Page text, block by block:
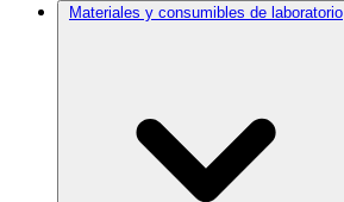
Materiales y consumibles de laboratorio